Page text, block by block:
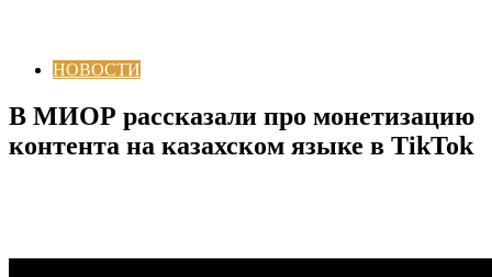
НОВОСТИ
В МИОР рассказали про монетизацию
контента на казахском языке в TikTok